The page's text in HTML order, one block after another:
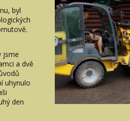
byl
jsme
a dvě
uhynulo
den